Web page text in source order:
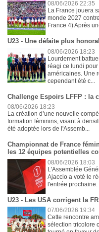
08/06/2026 22:35
La France jouera
monde 2027
France 4) Après
U23 - Une défaite plus
08/06/2026 18:23
Lourdement
réagi ce lundi
américaines. Une
cependant été c...
Challenge Espoirs LFFP : la
08/06/2026 18:23
La création d’une nouvelle
formation féminins, visant à
été adoptée lors de l'Assemb...
Championnat de France
les 12 équipes potentielles
08/06/2026 18:03
L'Assemblée
Ajaccio a voté le
l'entrée prochaine.
U23 - Les USA corrigent la
07/06/2026 19:34
Cette rencontre
sélection tricolore